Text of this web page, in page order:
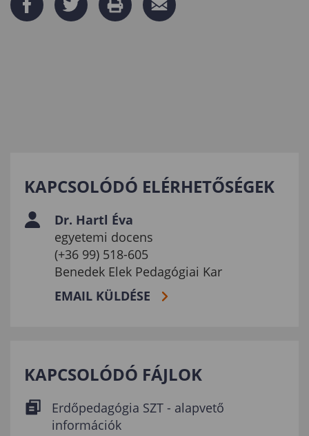
KAPCSOLÓDÓ ELÉRHETŐSÉGEK
Dr. Hartl Éva
egyetemi docens
(+36 99) 518-605
Benedek Elek Pedagógiai Kar
EMAIL KÜLDÉSE
KAPCSOLÓDÓ FÁJLOK
Erdőpedagógia SZT - alapvető
információk